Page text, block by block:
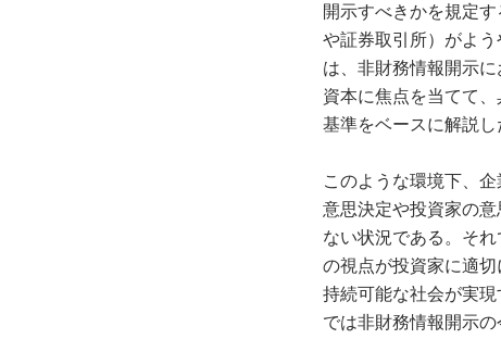
開示すべきかを規定
や証券取引所）がよ
は、非財務情報開示
資本に焦点を当てて
基準をベースに解説し
このような環境下、
意思決定や投資家の
ない状況である。そ
の視点が投資家に適
持続可能な社会が実
では非財務情報開示